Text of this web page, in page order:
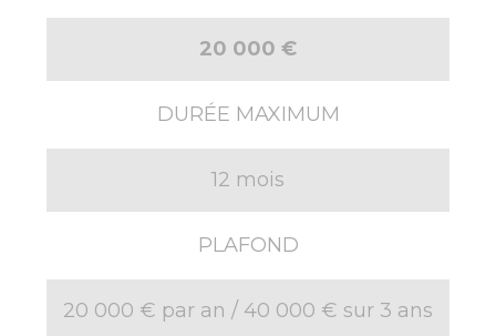
20 000 €
DURÉE MAXIMUM
12 mois
PLAFOND
20 000 € par an / 40 000 € sur 3 ans